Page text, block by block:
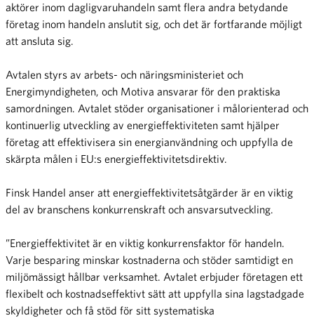
aktörer inom dagligvaruhandeln samt flera andra betydande
företag inom handeln anslutit sig, och det är fortfarande möjligt
att ansluta sig.
Avtalen styrs av arbets- och näringsministeriet och
Energimyndigheten, och Motiva ansvarar för den praktiska
samordningen. Avtalet stöder organisationer i målorienterad och
kontinuerlig utveckling av energieffektiviteten samt hjälper
företag att effektivisera sin energianvändning och uppfylla de
skärpta målen i EU:s energieffektivitetsdirektiv.
Finsk Handel anser att energieffektivitetsåtgärder är en viktig
del av branschens konkurrenskraft och ansvarsutveckling.
”Energieffektivitet är en viktig konkurrensfaktor för handeln.
Varje besparing minskar kostnaderna och stöder samtidigt en
miljömässigt hållbar verksamhet. Avtalet erbjuder företagen ett
flexibelt och kostnadseffektivt sätt att uppfylla sina lagstadgade
skyldigheter och få stöd för sitt systematiska